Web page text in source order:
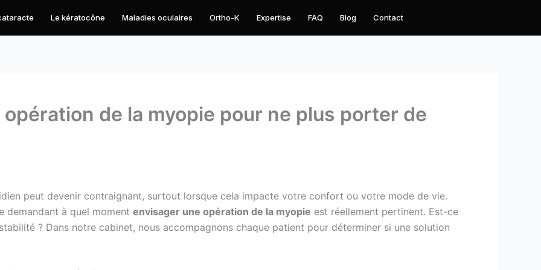
Le kératocône Maladies oculaires Ortho-K Expertise FAQ Blog Contact
de la myopie pour ne plus porter de
peut devenir contraignant, surtout lorsque cela impacte votre confort ou votre mode de vie.
demandant à quel moment envisager une opération de la myopie est réellement pertinent. Est-ce
? Dans notre cabinet, nous accompagnons chaque patient pour déterminer si une solution